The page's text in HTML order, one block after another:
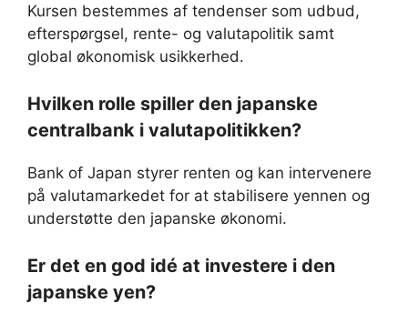
Kursen bestemmes af tendenser som udbud,
efterspørgsel, rente- og valutapolitik samt
global økonomisk usikkerhed.
Hvilken rolle spiller den japanske
centralbank i valutapolitikken?
Bank of Japan styrer renten og kan intervenere
på valutamarkedet for at stabilisere yennen og
understøtte den japanske økonomi.
Er det en god idé at investere i den
japanske yen?